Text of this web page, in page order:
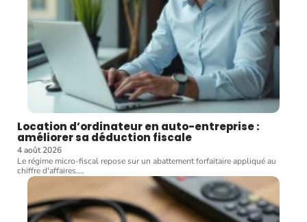
Location d’ordinateur en auto-entreprise :
améliorer sa déduction fiscale
4 août 2026
Le régime micro-fiscal repose sur un abattement forfaitaire appliqué au
chiffre d'affaires.…